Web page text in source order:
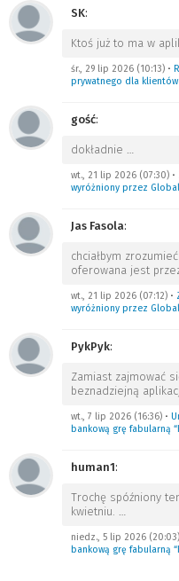
SK:
Ktoś już to ma w
śr., 29 lip 2026 (10:13) •
prywatnego dla klientów
gość:
dokładnie …
wt., 21 lip 2026 (07:30) •
wyróżniony przez
Jas Fasola:
chciałbym
oferowana jest
wt., 21 lip 2026 (07:12) •
wyróżniony przez
PykPyk:
Zamiast zajmować
beznadziejną
wt., 7 lip 2026 (16:36) •
bankową grę fabularną
human1:
Trochę spóźniony
kwietniu. …
niedz., 5 lip 2026 (20:03)
bankową grę fabularną